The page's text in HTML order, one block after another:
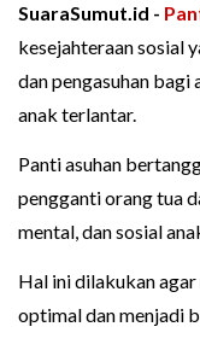
SuaraSumut.id -
kesejahteraan sosial
dan pengasuhan
anak terlantar.
Panti asuhan
pengganti orang tua
mental, dan sosial
Hal ini dilakukan
optimal dan menjadi